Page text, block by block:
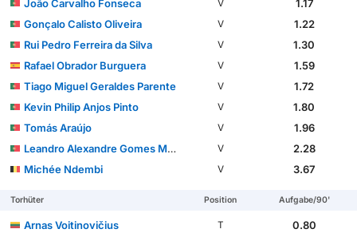
João Carvalho Fonseca V
1.17
Gonçalo Calisto Oliveira
V
1.22
Rui Pedro Ferreira da Silva
V
1.30
Rafael Obrador Burguera
V
1.59
Tiago Miguel Geraldes Parente
V
1.72
Kevin Philip Anjos Pinto
V
1.80
Tomás Araújo
V
1.96
Leandro Alexandre Gomes Martins
V
2.28
Michée Ndembi
V 3.67
Torhüter Position Aufgabe/90'
Arnas Voitinovičius T
0.80